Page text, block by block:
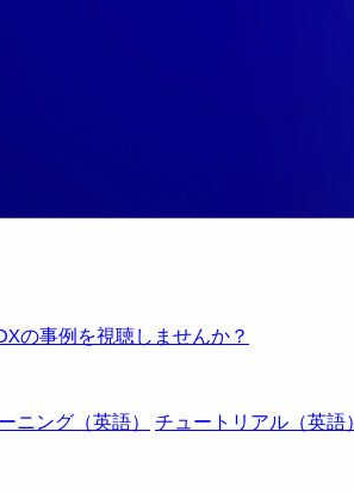
の事例を視聴しませんか？
ニング（英語） チュートリアル（英語）